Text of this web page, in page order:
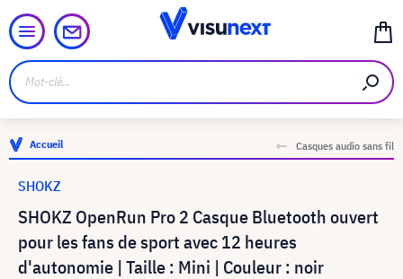
Accueil Casques audio sans fil
SHOKZ OpenRun Pro 2 Casque Bluetooth ouvert
pour les fans de sport avec 12 heures
d'autonomie | Taille : Mini | Couleur : noir
SHOKZ